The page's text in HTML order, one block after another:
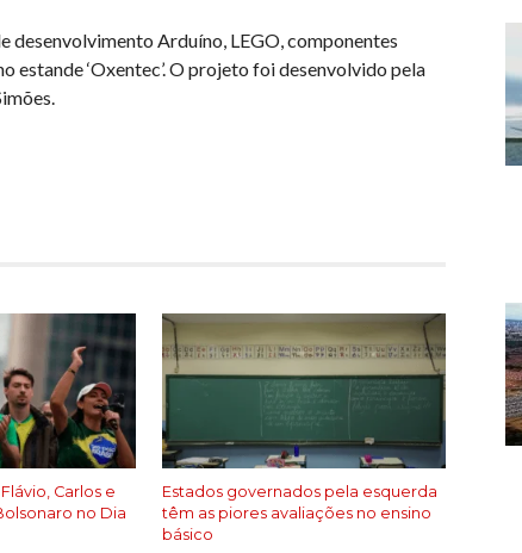
desenvolvimento Arduíno, LEGO, componentes
‘Oxentec’. O projeto foi desenvolvido pela
Carlos e
no Dia
Estados governados pela esquerda
têm as piores avaliações no ensino
básico